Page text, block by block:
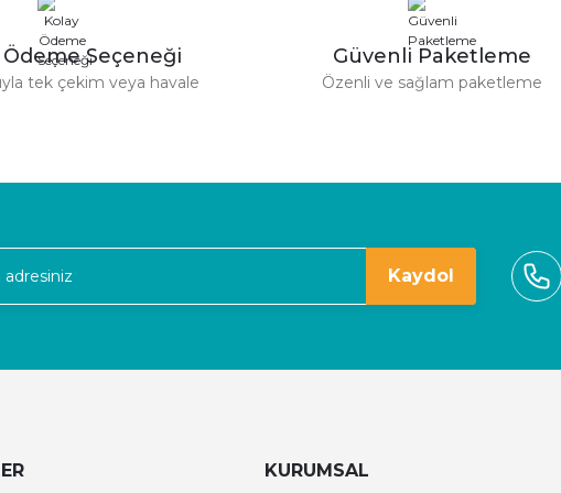
Gönder
Ödeme Seçeneği
tek çekim veya havale
Güvenli Paketleme
Özenli ve sağlam paketleme
Kaydol
KURUMSAL